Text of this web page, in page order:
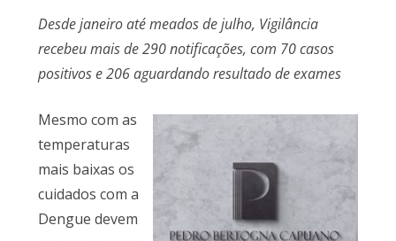
Desde janeiro até meados de julho, Vigilância
recebeu mais de 290 notificações, com 70 casos
positivos e 206 aguardando resultado de exames
Mesmo com as
temperaturas
mais baixas os
cuidados com a
Dengue devem